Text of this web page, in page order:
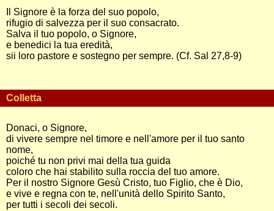
Il Signore è la forza del suo popolo,
rifugio di salvezza per il suo consacrato.
Salva il tuo popolo, o Signore,
e benedici la tua eredità,
sii loro pastore e sostegno per sempre. (Cf. Sal 27,8-9)
Colletta
Donaci, o Signore,
di vivere sempre nel timore e nell'amore per il tuo santo
nome,
poiché tu non privi mai della tua guida
coloro che hai stabilito sulla roccia del tuo amore.
Per il nostro Signore Gesù Cristo, tuo Figlio, che è Dio,
e vive e regna con te, nell'unità dello Spirito Santo,
per tutti i secoli dei secoli.